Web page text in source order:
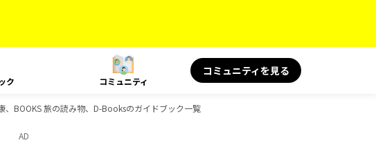
ク コミュニティ
コミュニティを見る
、BOOKS 旅の読み物、D-Booksのガイドブック一覧
AD